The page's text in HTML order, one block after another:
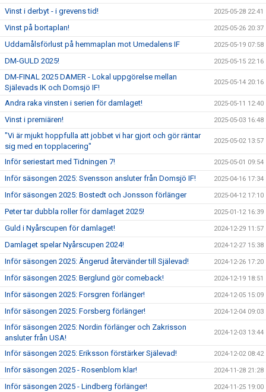
Vinst i derbyt - i grevens tid! 2025-05-28 22:41
Vinst på bortaplan! 2025-05-26 20:37
Uddamålsförlust på hemmaplan mot Umedalens IF 2025-05-19 07:58
DM-GULD 2025! 2025-05-15 22:16
DM-FINAL 2025 DAMER - Lokal uppgörelse mellan
Själevads IK och Domsjö IF!
2025-05-14 20:16
Andra raka vinsten i serien för damlaget! 2025-05-11 12:40
Vinst i premiären! 2025-05-03 16:48
"Vi är mjukt hoppfulla att jobbet vi har gjort och gör räntar
sig med en topplacering"
2025-05-02 13:57
Inför seriestart med Tidningen 7! 2025-05-01 09:54
Inför säsongen 2025: Svensson ansluter från Domsjö IF! 2025-04-16 17:34
Inför säsongen 2025: Bostedt och Jonsson förlänger 2025-04-12 17:10
Peter tar dubbla roller för damlaget 2025! 2025-01-12 16:39
Guld i Nyårscupen för damlaget! 2024-12-29 11:57
Damlaget spelar Nyårscupen 2024! 2024-12-27 15:38
Inför säsongen 2025: Ängerud återvänder till Själevad! 2024-12-26 17:20
Inför säsongen 2025: Berglund gör comeback! 2024-12-19 18:51
Inför säsongen 2025: Forsgren förlänger! 2024-12-05 15:09
Inför säsongen 2025: Forsberg förlänger! 2024-12-04 09:03
Inför säsongen 2025: Nordin förlänger och Zakrisson
ansluter från USA!
2024-12-03 13:44
Inför säsongen 2025: Eriksson förstärker Själevad! 2024-12-02 08:42
Inför säsongen 2025 - Rosenblom klar! 2024-11-28 21:28
Inför säsongen 2025 - Lindberg förlänger! 2024-11-25 19:00